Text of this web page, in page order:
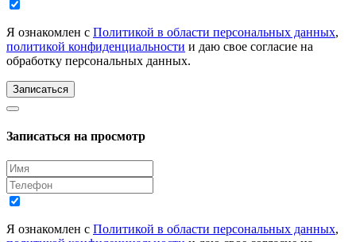
Я ознакомлен с Политикой в области персональных данных,
политикой конфиденциальности и даю свое согласие на
обработку персональных данных.
Записаться
Записаться на просмотр
Я ознакомлен с Политикой в области персональных данных,